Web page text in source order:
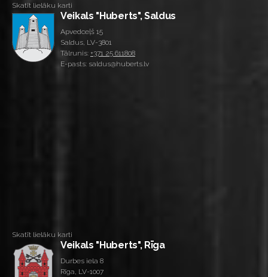
Skatīt lielāku karti
Veikals "Huberts", Saldus
Apvedceļš 15
Saldus, LV-3801
Tālrunis: +371 25 611808
E-pasts: saldus@huberts.lv
Skatīt lielāku karti
Veikals "Huberts", Rīga
Durbes iela 8
Rīga, LV-1007